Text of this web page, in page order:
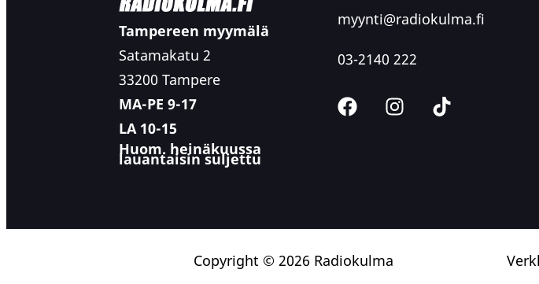
Tampereen myymälä
Satamakatu 2
33200 Tampere
MA-PE 9-17
LA 10-15
Huom. heinäkuussa
lauantaisin suljettu
myynti@radiokulma.fi
03-2140 222
Copyright © 2026 Radiokulma